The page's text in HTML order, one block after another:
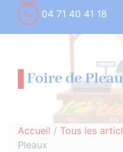
04 71 40 41 18
Foire de
Accueil / Tous les
Pleaux